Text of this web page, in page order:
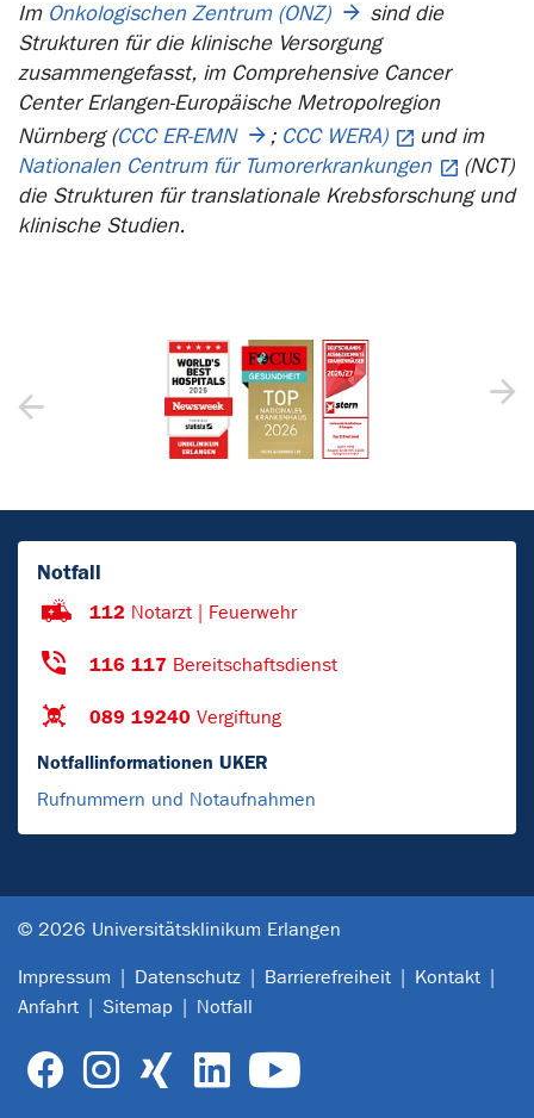
Im Onkologischen Zentrum (ONZ)
sind die
Strukturen für die klinische Versorgung
zusammengefasst, im Comprehensive Cancer
Center Erlangen-Europäische Metropolregion
Nürnberg (CCC ER-EMN ; CCC WERA)
und im
Nationalen Centrum für Tumorerkrankungen
(NCT)
die Strukturen für translationale Krebsforschung und
klinische Studien.
Notfall
112 Notarzt | Feuerwehr
116 117 Bereitschaftsdienst
089 19240 Vergiftung
Notfallinformationen UKER
Rufnummern und Notaufnahmen
© 2026 Universitätsklinikum Erlangen
Impressum Datenschutz Barrierefreiheit
Kontakt
Anfahrt
Sitemap Notfall